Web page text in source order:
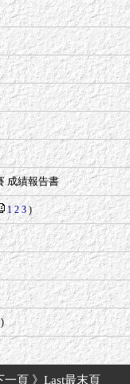
成績報告書
1 2 3)
一頁 》Last最末頁